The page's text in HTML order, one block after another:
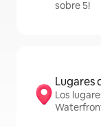
sobre 5!
Lugares
Los